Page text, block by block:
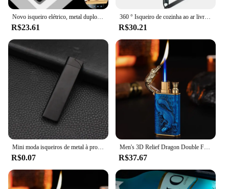
Novo isqueiro elétrico, metal duplo arco à prova de vento tela led toque ignição isqueiro, carregamento usb portátil mais leve, presente masculino
R$23.61
360 ° Isqueiro de cozinha ao ar livre usb recarregável portátil eletrônico mais leve bloqueio de segurança eco-amigável para velas fogões a gás 265mm
R$30.21
Mini moda isqueiros de metal à prova de vento chama verde isqueiro fino homens e mulheres fumar presentes por atacado
R$0.07
Men's 3D Relief Dragon Double Fire Isqueiro, Open Fire Conversão, Metal Windproof Jet, Crocodilo, Fumar Isqueiro a Gás, Presente, 2024
R$37.67